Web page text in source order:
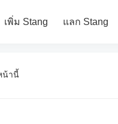
เพิ่ม Stang แลก Stang
น้านี้